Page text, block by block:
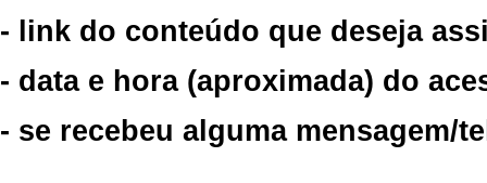
- link do conteúdo que deseja
- data e hora (aproximada) do
- se recebeu alguma mensagem/